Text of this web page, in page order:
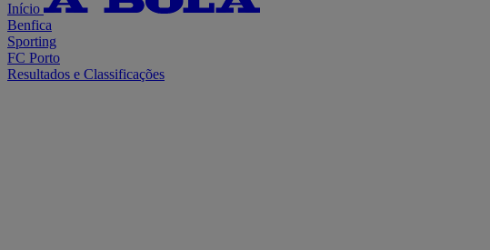
Início
Benfica
Sporting
FC Porto
Resultados e Classificações